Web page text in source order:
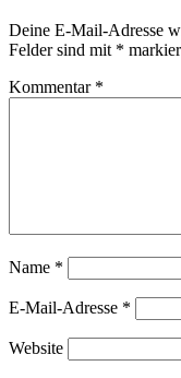
Deine E-Mail-Adresse
Felder sind mit *
Kommentar *
Name *
E-Mail-Adresse *
Website